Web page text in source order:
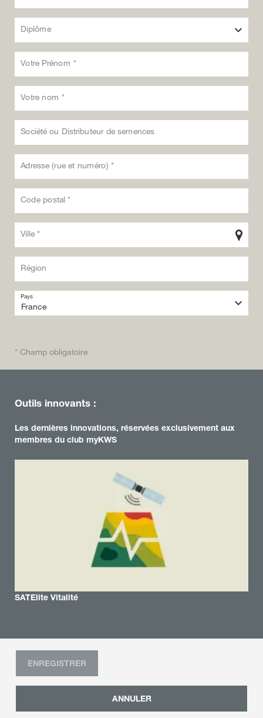
Diplôme
Votre Prénom *
Votre nom *
Société ou Distributeur de semences
Adresse (rue et numéro) *
Code postal *
Ville *
Région
Pays
* Champ obligatoire
Outils innovants :
Les dernières innovations, réservées exclusivement aux
membres du club myKWS
SATElite Vitalité
ANNULER
ENREGISTRER